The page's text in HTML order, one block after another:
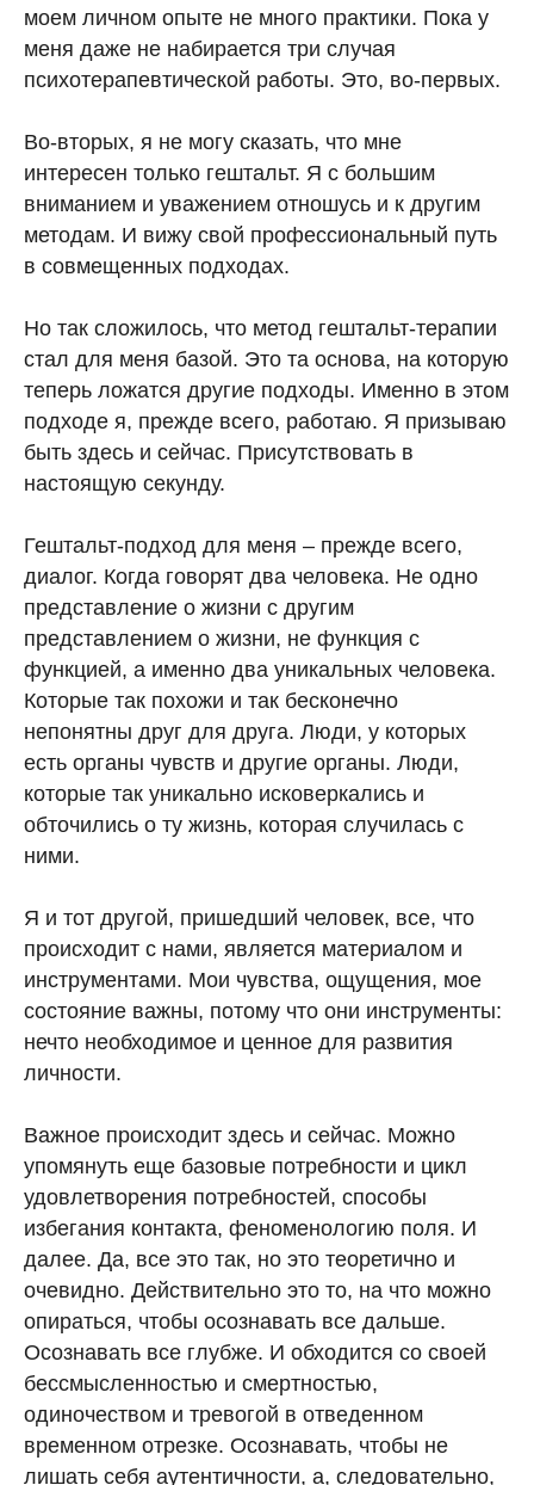
моем личном опыте не много практики. Пока у
меня даже не набирается три случая
психотерапевтической работы. Это, во-первых.
Во-вторых, я не могу сказать, что мне
интересен только гештальт. Я с большим
вниманием и уважением отношусь и к другим
методам. И вижу свой профессиональный путь
в совмещенных подходах.
Но так сложилось, что метод гештальт-терапии
стал для меня базой. Это та основа, на которую
теперь ложатся другие подходы. Именно в этом
подходе я, прежде всего, работаю. Я призываю
быть здесь и сейчас. Присутствовать в
настоящую секунду.
Гештальт-подход для меня – прежде всего,
диалог. Когда говорят два человека. Не одно
представление о жизни с другим
представлением о жизни, не функция с
функцией, а именно два уникальных человека.
Которые так похожи и так бесконечно
непонятны друг для друга. Люди, у которых
есть органы чувств и другие органы. Люди,
которые так уникально исковеркались и
обточились о ту жизнь, которая случилась с
ними.
Я и тот другой, пришедший человек, все, что
происходит с нами, является материалом и
инструментами. Мои чувства, ощущения, мое
состояние важны, потому что они инструменты:
нечто необходимое и ценное для развития
личности.
Важное происходит здесь и сейчас. Можно
упомянуть еще базовые потребности и цикл
удовлетворения потребностей, способы
избегания контакта, феноменологию поля. И
далее. Да, все это так, но это теоретично и
очевидно. Действительно это то, на что можно
опираться, чтобы осознавать все дальше.
Осознавать все глубже. И обходится со своей
бессмысленностью и смертностью,
одиночеством и тревогой в отведенном
временном отрезке. Осознавать, чтобы не
лишать себя аутентичности, а, следовательно,